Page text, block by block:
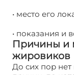
• место его
• показания и
Причины и
жировиков
До сих пор